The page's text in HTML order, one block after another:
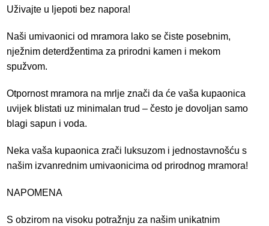
Uživajte u ljepoti bez napora!
Naši umivaonici od mramora lako se čiste posebnim,
nježnim deterdžentima za prirodni kamen i mekom
spužvom.
Otpornost mramora na mrlje znači da će vaša kupaonica
uvijek blistati uz minimalan trud – često je dovoljan samo
blagi sapun i voda.
Neka vaša kupaonica zrači luksuzom i jednostavnošću s
našim izvanrednim umivaonicima od prirodnog mramora!
NAPOMENA
S obzirom na visoku potražnju za našim unikatnim